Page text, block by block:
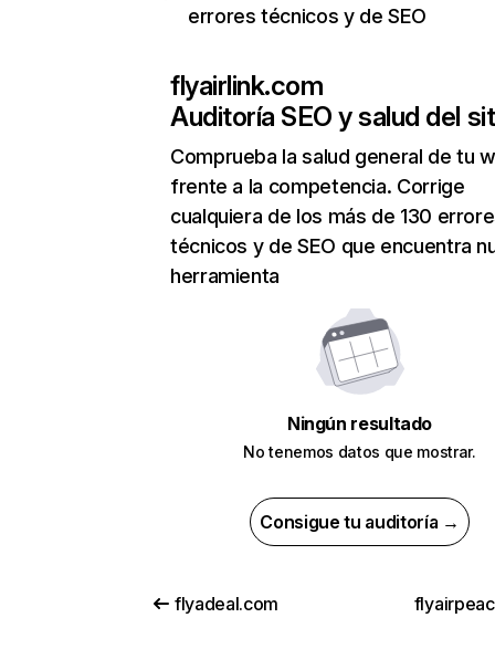
errores técnicos y de SEO
flyairlink.com
Auditoría SEO y salud del
Comprueba la salud general de tu
frente a la competencia. Corrige
cualquiera de los más de 130
técnicos y de SEO que encuentra
herramienta
Ningún resultado
No tenemos datos que mostrar.
Consigue tu auditoría →
flyadeal.com